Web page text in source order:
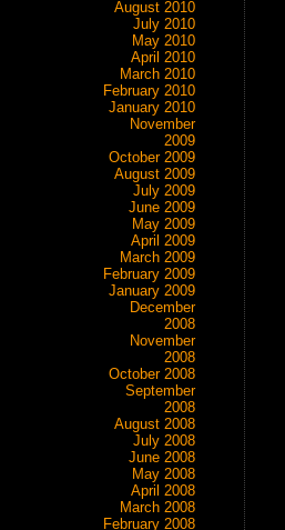
August 2010
July 2010
May 2010
April 2010
March 2010
February 2010
January 2010
November
2009
October 2009
August 2009
July 2009
June 2009
May 2009
April 2009
March 2009
February 2009
January 2009
December
2008
November
2008
October 2008
September
2008
August 2008
July 2008
June 2008
May 2008
April 2008
March 2008
February 2008